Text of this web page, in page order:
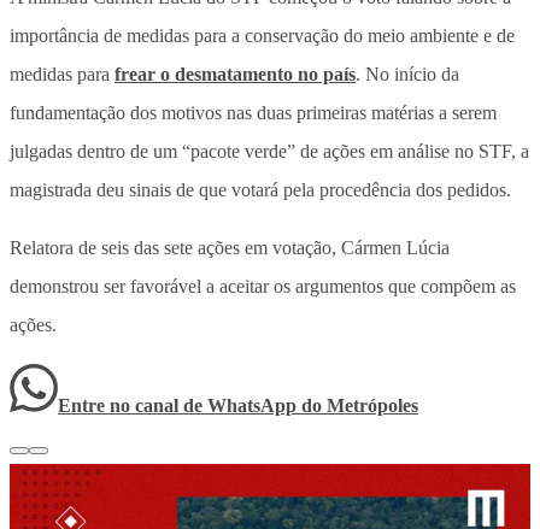
importância de medidas para a conservação do meio ambiente e de
medidas para frear o desmatamento no país. No início da
fundamentação dos motivos nas duas primeiras matérias a serem
julgadas dentro de um “pacote verde” de ações em análise no STF, a
magistrada deu sinais de que votará pela procedência dos pedidos.
Relatora de seis das sete ações em votação, Cármen Lúcia
demonstrou ser favorável a aceitar os argumentos que compõem as
ações.
Entre no canal de WhatsApp do Metrópoles